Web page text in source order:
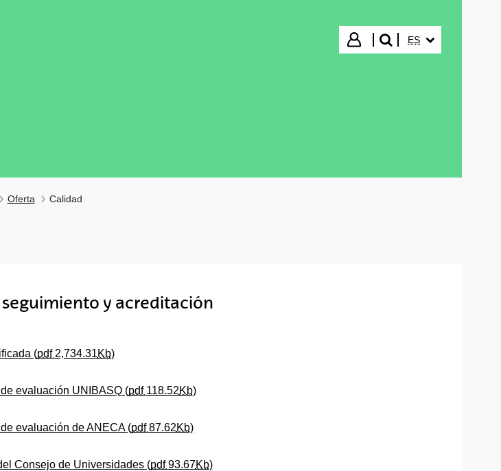
Iniciar sesión
buscar"
ES
Oferta Calidad
y acreditación
(pdf2,734.31Kb)(Abre una nueva ventana)
de evaluación UNIBASQ (pdf 118.52Kb)(Abre una nueva ventana)
de evaluación de ANECA (pdf87.62Kb)(Abre una nueva ventana)
Consejo de Universidades (pdf93.67Kb)(Abre una nueva ventana)